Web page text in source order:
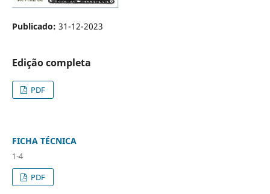
Publicado: 31-12-2023
Edição completa
PDF
FICHA TÉCNICA
1-4
PDF